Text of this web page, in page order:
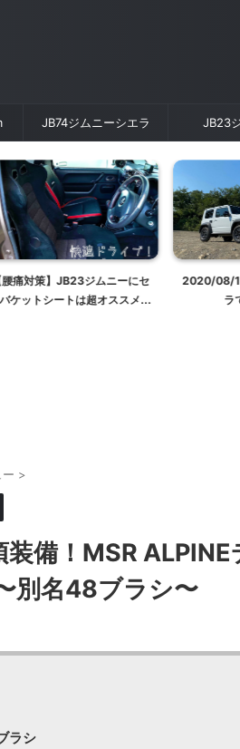
JB74ジムニーシエラ JB23
ニーにセ
オススメ！
2020/08/15 JB74ジムニーシ
ラで猿ヶ島散策
>
備！MSR ALPINE
別名48ブラシ〜
ラシ